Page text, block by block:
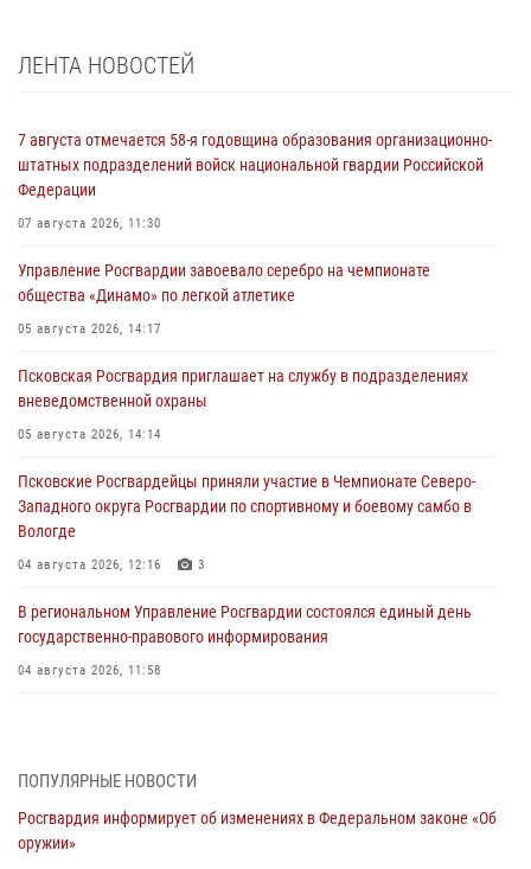
ЛЕНТА НОВОСТЕЙ
7 августа отмечается 58-я годовщина образования организационно-
штатных подразделений войск национальной гвардии Российской
Федерации
07 августа 2026, 11:30
Управление Росгвардии завоевало серебро на чемпионате
общества «Динамо» по легкой атлетике
05 августа 2026, 14:17
Псковская Росгвардия приглашает на службу в подразделениях
вневедомственной охраны
05 августа 2026, 14:14
Псковские Росгвардейцы приняли участие в Чемпионате Северо-
Западного округа Росгвардии по спортивному и боевому самбо в
Вологде
04 августа 2026, 12:16 3
В региональном Управление Росгвардии состоялся единый день
государственно-правового информирования
04 августа 2026, 11:58
03 августа 2026, 17:21
21 единицу оружия изъяли Псковские росгвардейцы за неделю
03 августа 2026, 14:10
ПОПУЛЯРНЫЕ НОВОСТИ
Росгвардия информирует об изменениях в Федеральном законе «Об
оружии»